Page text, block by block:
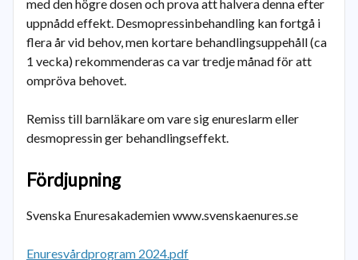
med den högre dosen och prova att halvera denna efter
uppnådd effekt. Desmopressinbehandling kan fortgå i
flera år vid behov, men kortare behandlingsuppehåll (ca
1 vecka) rekommenderas ca var tredje månad för att
ompröva behovet.
Remiss till barnläkare om vare sig enureslarm eller
desmopressin ger behandlingseffekt.
Fördjupning
Svenska Enuresakademien www.svenskaenures.se
Enuresvårdprogram 2024.pdf